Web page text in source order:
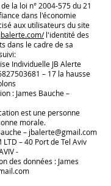
la loi n° 2004-575du 21
dans l'économie
aux utilisateurs du site
l'identité des
dans le cadre de sa
Individuelle JB Alerte
– 17 la hausse
: James Bauche –
est une personne
morale.
– jbalerte@gmail.com
LTD – 40 Port de Tel Aviv
-
des données : James